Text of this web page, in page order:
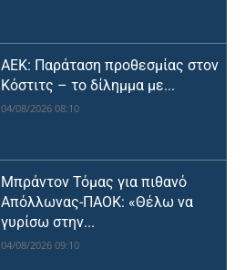
ΑΕΚ: Παράταση προθεσμίας στον
Κόστιτς – το δίλημμα με...
04/08/2026 08:10
Μπράντον Τόμας για πιθανό
Απόλλωνας-ΠΑΟΚ: «Θέλω να
γυρίσω στην...
04/08/2026 09:10